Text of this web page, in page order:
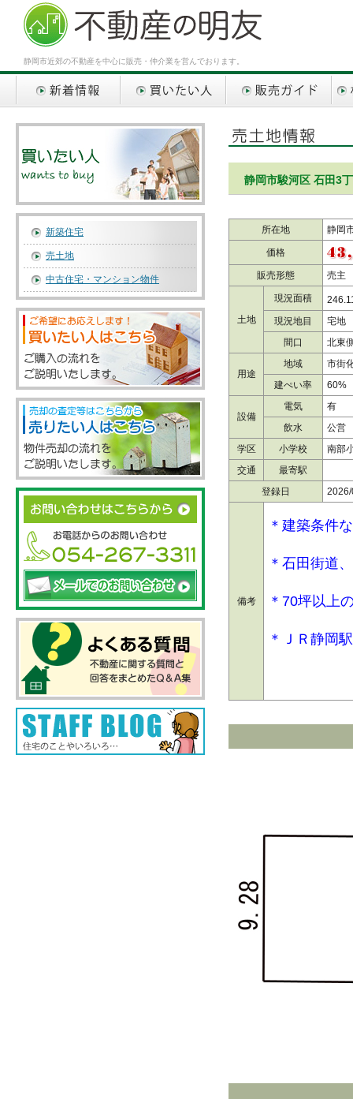
静岡市近郊の不動産を中心に販売・仲介業を営んでおります。
静岡市駿河区 石田3
所在地 静岡
価格
販売形態 売主
土地
現況面積
現況地目
宅地
間口
北東
用途
地域
市街
建ぺい率
60%
設備
電気
有
飲水
公営
学区
小学校
南部
交通
最寄駅
登録日
備考
＊建築条件
＊石田街道
＊70坪以上
＊ＪＲ静岡
新築住宅
売土地
中古住宅・マンション物件